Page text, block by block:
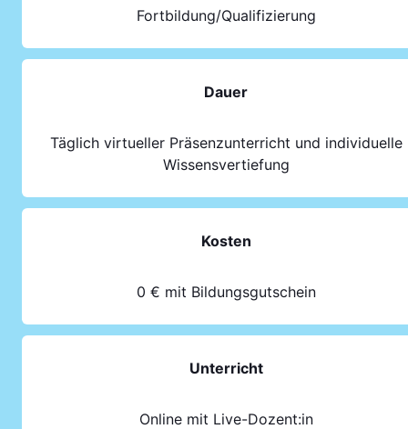
Fortbildung/Qualifizierung
Dauer
Täglich virtueller Präsenzunterricht und individuelle
Wissensvertiefung
Kosten
0 € mit Bildungsgutschein
Unterricht
Online mit Live-Dozent:in